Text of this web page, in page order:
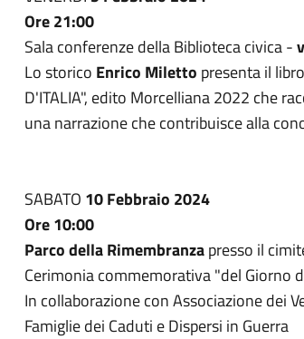
Ore 21:00
Sala conferenze della Biblioteca civica -
Lo storico Enrico Miletto presenta il
D'ITALIA", edito Morcelliana 2022 che
una narrazione che contribuisce alla
SABATO 10 Febbraio 2024
Ore 10:00
Parco della Rimembranzapresso il
Cerimonia commemorativa "del Giorno
In collaborazione con Associazione dei
Famiglie dei Caduti e Dispersi in Guerra